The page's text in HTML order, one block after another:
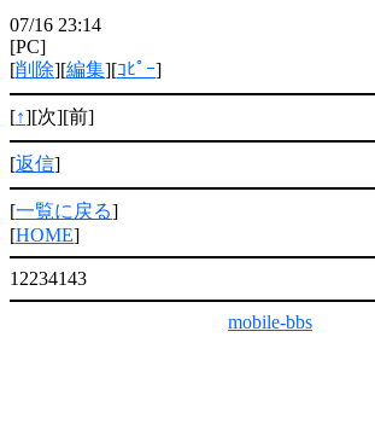
07/16 23:14
[PC]
[削除][編集][ｺﾋﾟｰ]
[↑][次][前]
[返信]
[一覧に戻る]
[HOME]
12234143
mobile-bbs